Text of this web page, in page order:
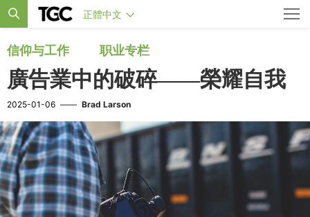
正體中文
信仰与工作 职业专栏
廣告業中的破碎——榮耀自我
2025-01-06 —— Brad Larson